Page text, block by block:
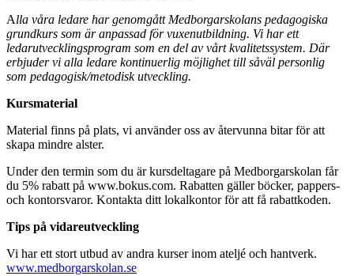
Alla våra ledare har genomgått Medborgarskolans pedagogiska
grundkurs som är anpassad för vuxenutbildning. Vi har ett
ledarutvecklingsprogram som en del av vårt kvalitetssystem. Där
erbjuder vi alla ledare kontinuerlig möjlighet till såväl personlig
som pedagogisk/metodisk utveckling.
Kursmaterial
Material finns på plats, vi använder oss av återvunna bitar för att
skapa mindre alster.
Under den termin som du är kursdeltagare på Medborgarskolan får
du 5% rabatt på www.bokus.com. Rabatten gäller böcker, pappers-
och kontorsvaror. Kontakta ditt lokalkontor för att få rabattkoden.
Tips på vidareutveckling
Vi har ett stort utbud av andra kurser inom ateljé och hantverk.
www.medborgarskolan.se